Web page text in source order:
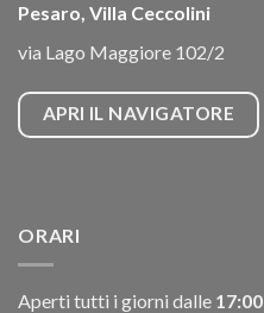
Pesaro, Villa Ceccolini
via Lago Maggiore 102/2
APRI IL NAVIGATORE
ORARI
Aperti tutti i giorni dalle 17:00